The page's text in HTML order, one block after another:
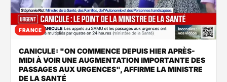
FRANCE
CANICULE: "ON COMMENCE DEPUIS HIER APRÈS-
MIDI À VOIR UNE AUGMENTATION IMPORTANTE DES
PASSAGES AUX URGENCES", AFFIRME LA MINISTRE
DE LA SANTÉ